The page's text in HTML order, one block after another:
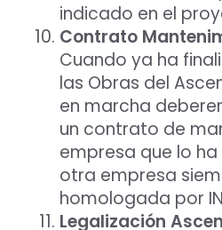
indicado en el
Contrato
Cuando ya ha
las Obras del
en marcha
un contrato de
empresa que lo
otra empresa
homologada por
Legalización